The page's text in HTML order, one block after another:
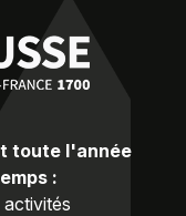
toute l'année
:
activités